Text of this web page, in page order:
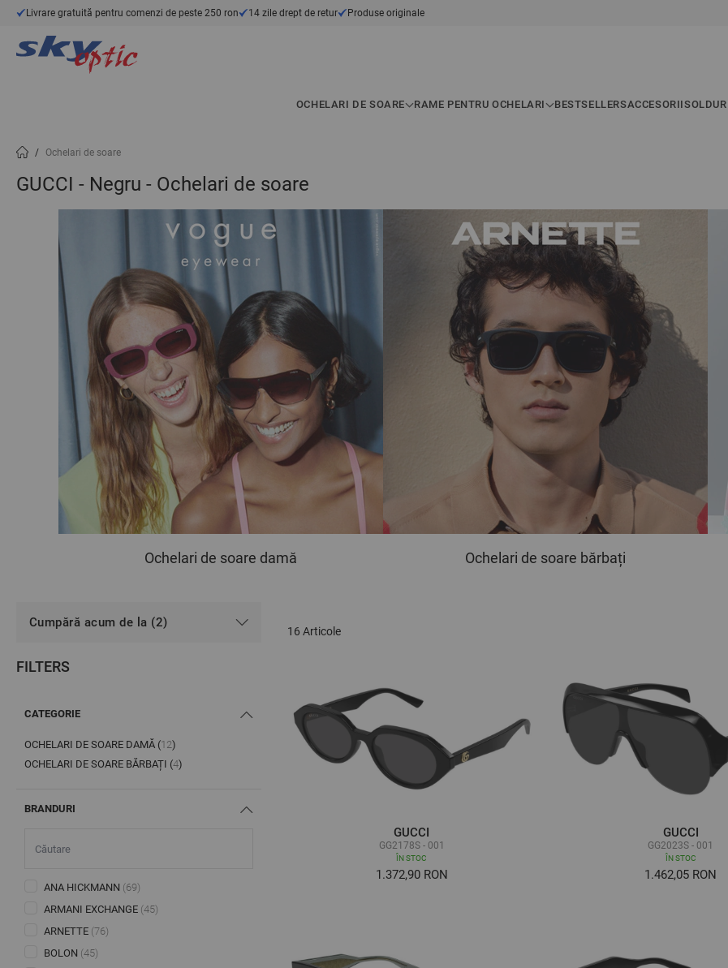
Mergeți la Conținut
Livrare gratuită pentru comenzi de peste 250 ron 14 zile drept de retur Produse originale
OCHELARI DE SOARE RAME PENTRU OCHELARI BESTSELLERSACCESORII
/ Ochelari de soare
GUCCI - Negru - Ochelari de soare
Ochelari de soare damă Ochelari de soare bărbați
Cumpără acum de la (2)
FILTERS
CATEGORIE
OCHELARI DE SOARE DAMĂ (12
PRODUCTS AVAILABLE
)
OCHELARI DE SOARE BĂRBAȚI (4
PRODUCTS AVAILABLE
)
BRANDURI
ANA HICKMANN (69)
ARMANI EXCHANGE (45)
ARNETTE (76)
BOLON (45)
16 Articole
GUCCI
GG2178S - 001
ÎN STOC
1.372,90 RON
GUCCI
GG2023S - 001
ÎN STOC
1.462,05 RON